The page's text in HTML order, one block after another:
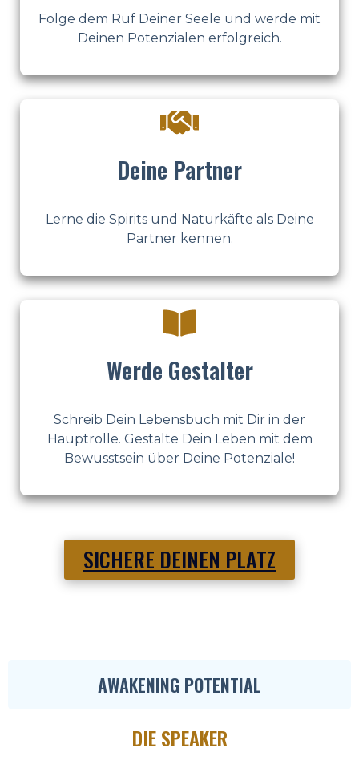
Folge dem Ruf Deiner Seele und werde mit
Deinen Potenzialen erfolgreich.
Deine Partner
Lerne die Spirits und Naturkäfte als Deine
Partner kennen.
Werde Gestalter
Schreib Dein Lebensbuch mit Dir in der
Hauptrolle. Gestalte Dein Leben mit dem
Bewusstsein über Deine Potenziale!
SICHERE DEINEN PLATZ
AWAKENING POTENTIAL
DIE SPEAKER